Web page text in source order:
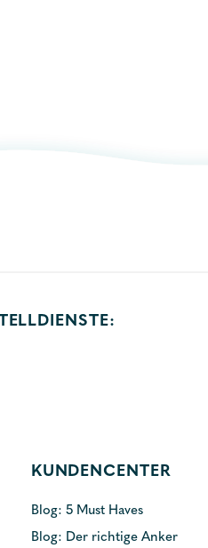
KUNDENCENTER
Blog: 5 Must Haves
Blog: Der richtige Anker